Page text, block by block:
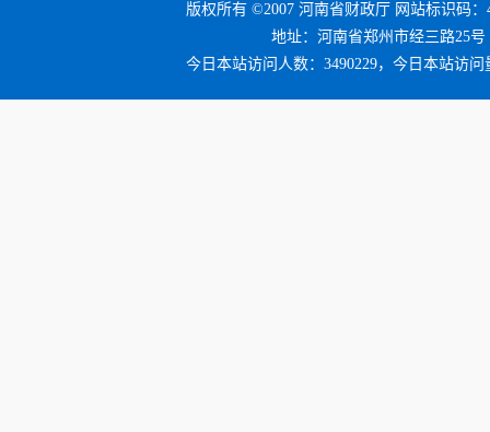
版权所有 ©2007 河南省财政厅 网站标识码：
地址：河南省郑州市经三路25号
今日本站访问人数：3490229，今日本站访问